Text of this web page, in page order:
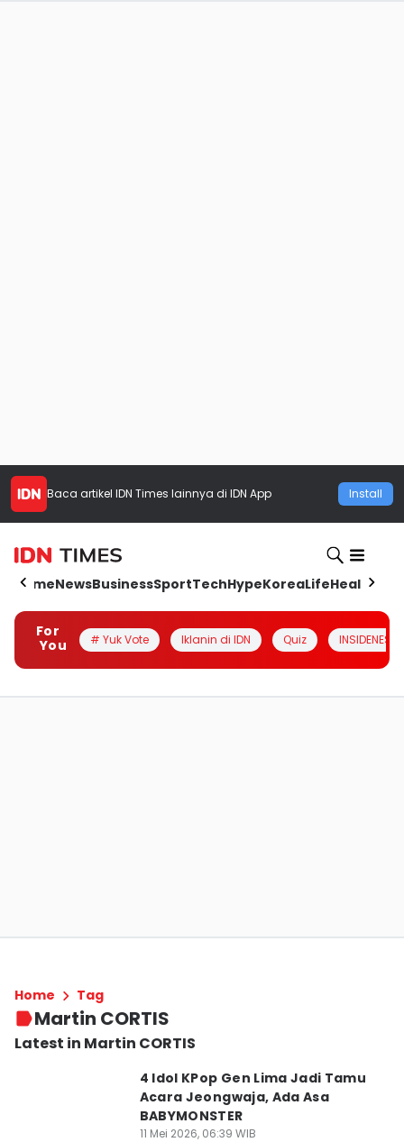
Baca artikel IDN Times lainnya di IDN App Install
HomeNewsBusinessSportTechHypeKoreaLifeHealth
For
You
# Yuk Vote Iklanin di IDN Quiz INSIDENESIA
Home Tag
Martin CORTIS
Latest in Martin CORTIS
4 Idol KPop Gen Lima Jadi Tamu
Acara Jeongwaja, Ada Asa
BABYMONSTER
11 Mei 2026, 06:39 WIB